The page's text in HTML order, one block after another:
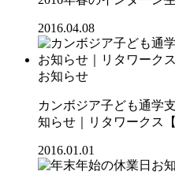
2016.04.08
お知らせ
カンボジア子ども通学
知らせ｜リタワークス
2016.01.01